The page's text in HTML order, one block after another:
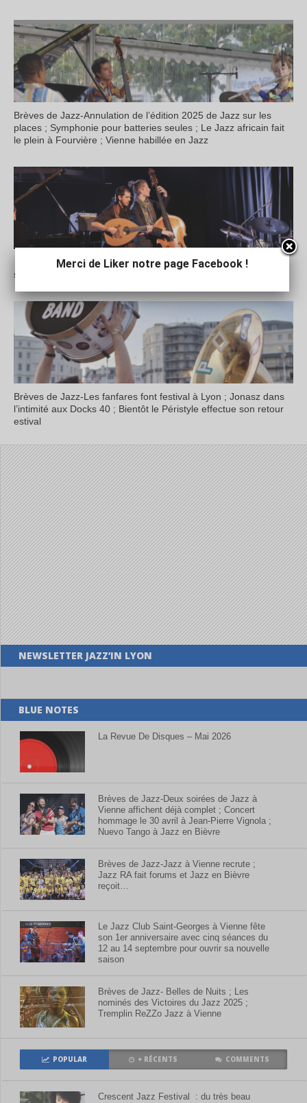
Brèves de Jazz-Annulation de l’édition 2025 de Jazz sur les
places ; Symphonie pour batteries seules ; Le Jazz africain fait
le plein à Fourvière ; Vienne habillée en Jazz
Avec Jet Whistle, vendredi 6 juin, dernier concert de la 8ème
saison d’un Jazz en Bièvre toujours aussi fringant
Brèves de Jazz-Les fanfares font festival à Lyon ; Jonasz dans
l’intimité aux Docks 40 ; Bientôt le Péristyle effectue son retour
estival
NEWSLETTER JAZZ’IN LYON
BLUE NOTES
La Revue De Disques – Mai 2026
Brèves de Jazz-Deux soirées de Jazz à
Vienne affichent déjà complet ; Concert
hommage le 30 avril à Jean-Pierre Vignola ;
Nuevo Tango à Jazz en Bièvre
Brèves de Jazz-Jazz à Vienne recrute ;
Jazz RA fait forums et Jazz en Bièvre
reçoit…
Le Jazz Club Saint-Georges à Vienne fête
son 1er anniversaire avec cinq séances du
12 au 14 septembre pour ouvrir sa nouvelle
saison
Brèves de Jazz- Belles de Nuits ; Les
nominés des Victoires du Jazz 2025 ;
Tremplin ReZZo Jazz à Vienne
POPULAR + RÉCENTS COMMENTS
Crescent Jazz Festival : du très beau
Merci de Liker notre page Facebook !